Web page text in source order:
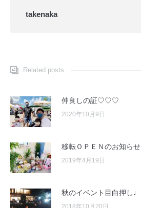
takenaka
Related posts
仲良しの証♡♡♡
2020年10月9日
移転ＯＰＥＮのお知らせ
2019年4月19日
秋のイベント目白押し♩
2018年10月20日